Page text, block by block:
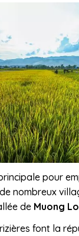
pour
nombreux
de Muong Lo
font la